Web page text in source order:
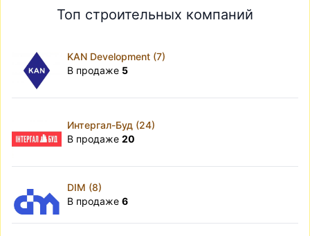
Топ строительных компаний
KAN Development (7)
В продаже 5
Интергал-Буд (24)
В продаже 20
DIM (8)
В продаже 6